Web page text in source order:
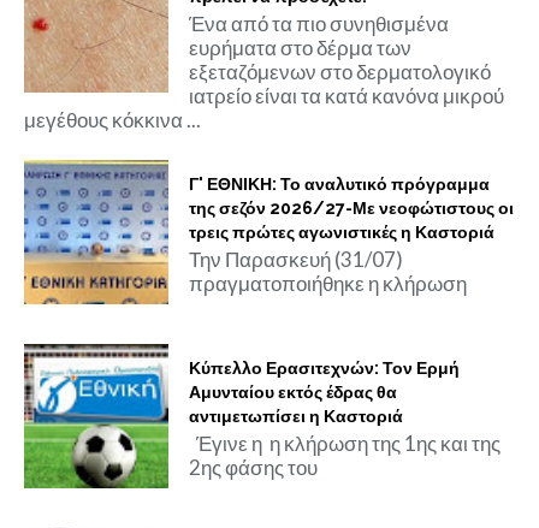
Ένα από τα πιο συνηθισμένα
ευρήματα στο δέρμα των
εξεταζόμενων στο δερματολογικό
ιατρείο είναι τα κατά κανόνα μικρού
μεγέθους κόκκινα ...
Γ' ΕΘΝΙΚΗ: Το αναλυτικό πρόγραμμα
της σεζόν 2026/27-Με νεοφώτιστους οι
τρεις πρώτες αγωνιστικές η Καστοριά
Την Παρασκευή (31/07)
πραγματοποιήθηκε η κλήρωση
Κύπελλο Ερασιτεχνών: Τον Ερμή
Αμυνταίου εκτός έδρας θα
αντιμετωπίσει η Καστοριά
Έγινε η η κλήρωση της 1ης και της
2ης φάσης του